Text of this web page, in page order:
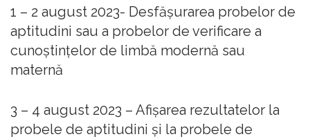
1 – 2 august 2023- Desfășurarea probelor de
aptitudini sau a probelor de verificare a
cunoștințelor de limbă modernă sau
maternă
3 – 4 august 2023 – Afișarea rezultatelor la
probele de aptitudini și la probele de